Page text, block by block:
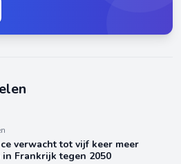
verwacht tot vijf keer meer
Frankrijk tegen 2050